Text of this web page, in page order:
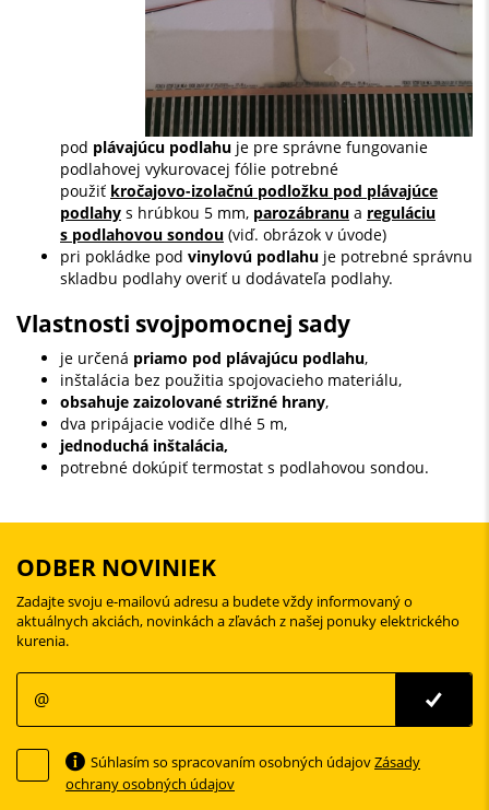
pod plávajúcu podlahu je pre správne fungovanie
podlahovej vykurovacej fólie potrebné
použiť kročajovo-izolačnú podložku pod plávajúce
podlahy s hrúbkou 5 mm, parozábranu a reguláciu
s podlahovou sondou (viď. obrázok v úvode)
pri pokládke pod vinylovú podlahu je potrebné správnu
skladbu podlahy overiť u dodávateľa podlahy.
Vlastnosti svojpomocnej sady
je určená priamo pod plávajúcu podlahu,
inštalácia bez použitia spojovacieho materiálu,
obsahuje zaizolované strižné hrany,
dva pripájacie vodiče dlhé 5 m,
jednoduchá inštalácia,
potrebné dokúpiť termostat s podlahovou sondou.
ODBER NOVINIEK
Zadajte svoju e-mailovú adresu a budete vždy informovaný o
aktuálnych akciách, novinkách a zľavách z našej ponuky elektrického
kurenia.
Súhlasím so spracovaním osobných údajovZásady
ochrany osobných údajov